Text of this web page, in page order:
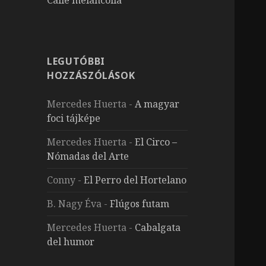
LEGUTÓBBI
HOZZÁSZÓLÁSOK
Mercedes Huerta -A magyar
foci tájképe
Mercedes Huerta -El Circo –
Nómadas del Arte
Conny -El Perro del Hortelano
B. Nagy Éva -Flúgos futam
Mercedes Huerta - Cabalgata
del humor